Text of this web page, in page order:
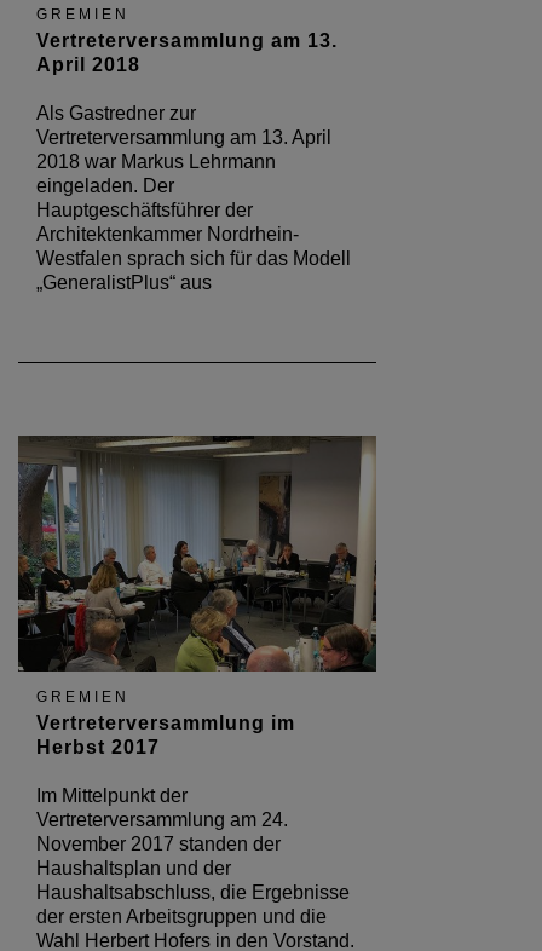
GREMIEN
Vertreterversammlung am 13.
April 2018
Als Gastredner zur
Vertreterversammlung am 13. April
2018 war Markus Lehrmann
eingeladen. Der
Hauptgeschäftsführer der
Architektenkammer Nordrhein-
Westfalen sprach sich für das Modell
„GeneralistPlus“ aus
GREMIEN
Vertreterversammlung im
Herbst 2017
Im Mittelpunkt der
Vertreterversammlung am 24.
November 2017 standen der
Haushaltsplan und der
Haushaltsabschluss, die Ergebnisse
der ersten Arbeitsgruppen und die
Wahl Herbert Hofers in den Vorstand.